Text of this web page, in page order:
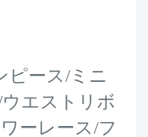
ピース/ミニ
エストリボ
ーレース/フ